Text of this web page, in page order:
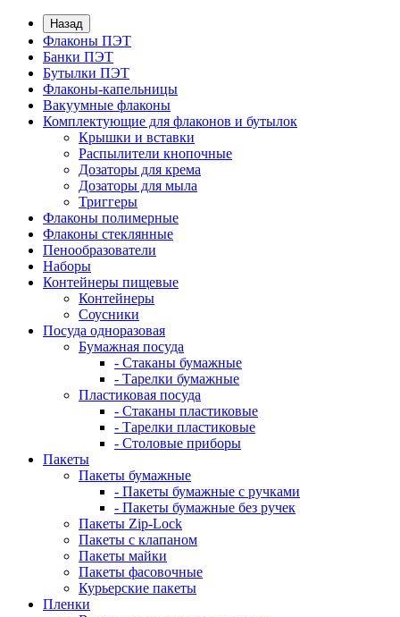
Назад
Флаконы ПЭТ
Банки ПЭТ
Бутылки ПЭТ
Флаконы-капельницы
Вакуумные флаконы
Комплектующие для флаконов и бутылок
Крышки и вставки
Распылители кнопочные
Дозаторы для крема
Дозаторы для мыла
Триггеры
Флаконы полимерные
Флаконы стеклянные
Пенообразователи
Наборы
Контейнеры пищевые
Контейнеры
Соусники
Посуда одноразовая
Бумажная посуда
- Стаканы бумажные
- Тарелки бумажные
Пластиковая посуда
- Стаканы пластиковые
- Тарелки пластиковые
- Столовые приборы
Пакеты
Пакеты бумажные
- Пакеты бумажные с ручками
- Пакеты бумажные без ручек
Пакеты Zip-Lock
Пакеты с клапаном
Пакеты майки
Пакеты фасовочные
Курьерские пакеты
Пленки